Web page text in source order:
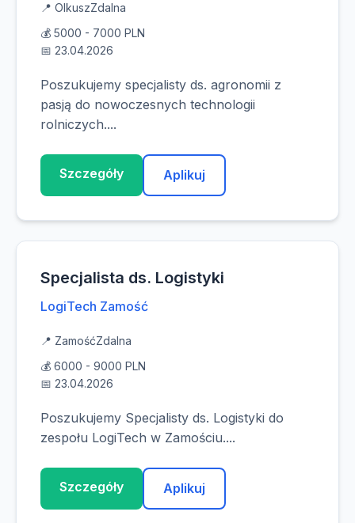
📍 OlkuszZdalna
💰 5000 - 7000 PLN
📅 23.04.2026
Poszukujemy specjalisty ds. agronomii z
pasją do nowoczesnych technologii
rolniczych....
Szczegóły Aplikuj
Specjalista ds. Logistyki
LogiTech Zamość
📍 ZamośćZdalna
💰 6000 - 9000 PLN
📅 23.04.2026
Poszukujemy Specjalisty ds. Logistyki do
zespołu LogiTech w Zamościu....
Szczegóły Aplikuj